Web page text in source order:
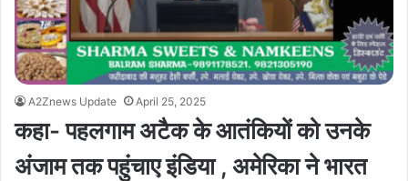
A2Znews Update April 25, 2025
कहा- पहलगाम अटैक के आतंकियों को उनके
अंजाम तक पहुंचाए इंडिया , अमेरिका ने भारत